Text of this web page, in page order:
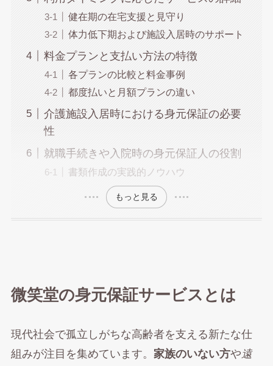
健在期の在宅支援と見守り
体力低下期および施設入居時のサポート
料金プランと支払い方法の特徴
各プランの比較と料金事例
都度払いと月額プランの違い
介護施設入居時における身元保証の必要
性
就職手続きや入院時の身元保証人の役割
書類作成の実践的ノウハウ
もっと見る
微笑堂の身元保証サービスとは
現代社会で孤立しがちな高齢者を支える新たな仕
組みが注目を集めています。 家族のいない方や遠